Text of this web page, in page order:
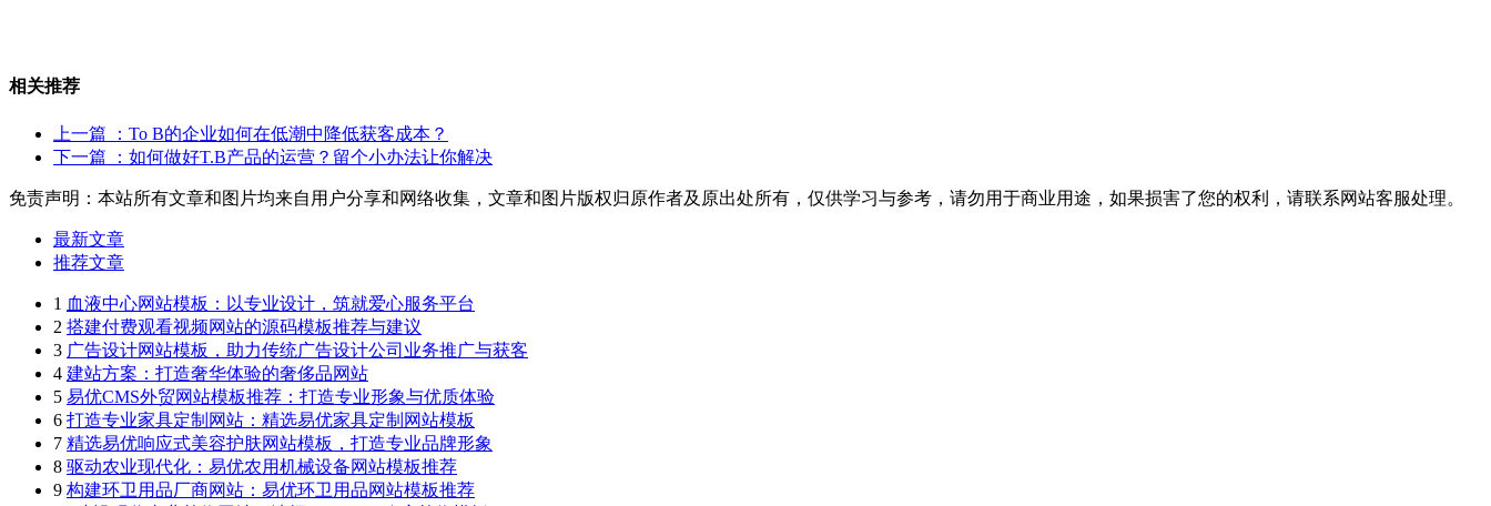
相关推荐
上一篇
：To B的企业如何在低潮中降低获客成本？
下一篇
：如何做好T.B产品的运营？留个小办法让你解决
免责声明：本站所有文章和图片均来自用户分享和网络收集，文章和图片版权归原作者及原出处所有，仅供学习与参考，请勿用于商业用途，如果损害了您的权利，请联系网站客服处理。
最新文章
推荐文章
1 血液中心网站模板：以专业设计，筑就爱心服务平台
2 搭建付费观看视频网站的源码模板推荐与建议
3 广告设计网站模板，助力传统广告设计公司业务推广与获客
4 建站方案：打造奢华体验的奢侈品网站
5 易优CMS外贸网站模板推荐：打造专业形象与优质体验
6 打造专业家具定制网站：精选易优家具定制网站模板
7 精选易优响应式美容护肤网站模板，打造专业品牌形象
8 驱动农业现代化：易优农用机械设备网站模板推荐
9 构建环卫用品厂商网站：易优环卫用品网站模板推荐